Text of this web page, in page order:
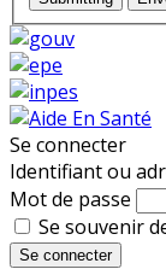
Se connecter
Identifiant ou
Mot de passe
Se souvenir
Se connecter